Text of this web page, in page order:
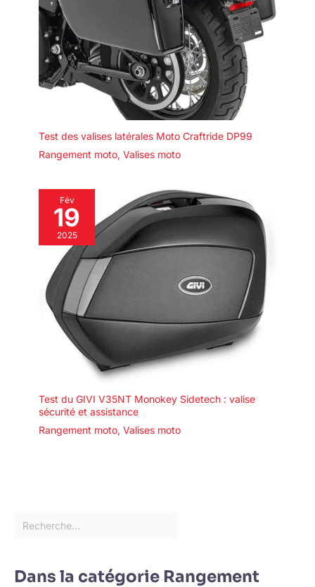
Test des valises latérales Moto Craftride DP99
Rangement moto, Valises moto
Fév
19
2025
Test du GIVI V35NT Monokey Sidetech : valise
sécurité et assistance
Rangement moto, Valises moto
Dans la catégorie Rangement